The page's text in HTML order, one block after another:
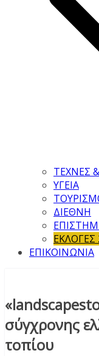
ΤΕΧΝΕΣ
ΥΓΕΙΑ
ΔΙΕΘΝΗ
ΕΚΛΟΓΕΣ
ΕΠΙΚΟΙΝΩΝΙΑ
σύγχρονης
τοπίου